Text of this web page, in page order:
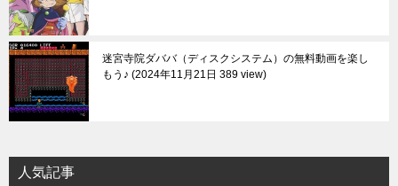
迷宮寺院ダババ（ディスクシステム）の無料動画を楽し
もう♪ 2024年11月21日 389 view
人気記事